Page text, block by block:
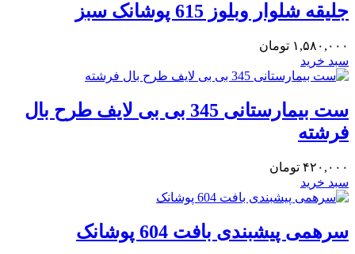
جلیقه شلوار وبلوز 615 پوشانک سبز
۱,۵۸۰,۰۰۰ تومان
سبد خرید
ست بیمارستانی 345 بی بی لایف طرح بال
فرشته
۴۲۰,۰۰۰ تومان
سبد خرید
سرهمی پیشبندی بافت 604 پوشانک